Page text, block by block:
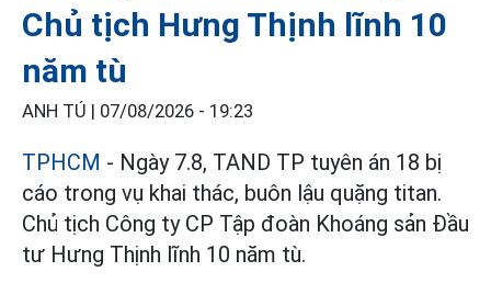
Chủ tịch Hưng Thịnh lĩnh 10
năm tù
ANH TÚ | 07/08/2026 - 19:23
TPHCM - Ngày 7.8, TAND TP tuyên án 18 bị
cáo trong vụ khai thác, buôn lậu quặng titan.
Chủ tịch Công ty CP Tập đoàn Khoáng sản Đầu
tư Hưng Thịnh lĩnh 10 năm tù.